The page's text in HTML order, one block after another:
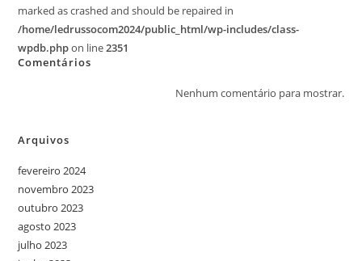
marked as crashed and should be repaired in
/home/ledrussocom2024/public_html/wp-includes/class-
wpdb.phpon line2351
Comentários
Nenhum comentário para mostrar.
Arquivos
fevereiro 2024
novembro 2023
outubro 2023
agosto 2023
julho 2023